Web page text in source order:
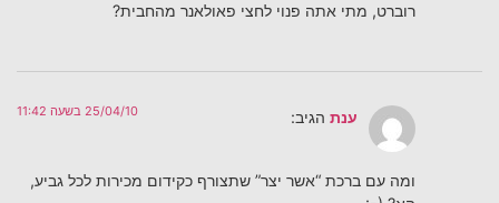
רוברט, מתי אתה פנוי לחצי פאולאנר מהחבית?
ענת הגיב: 25/04/10 בשעה 11:42
ומה עם ברכת “אשר יצר” שתצורף כקידום מכירות לכל גביע,